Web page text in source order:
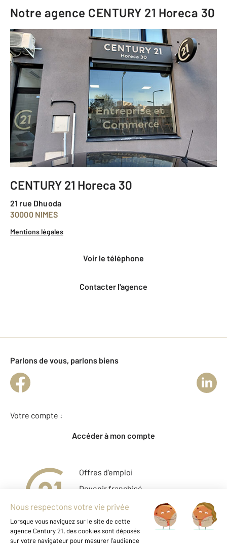
Notre agence CENTURY 21 Horeca 30
CENTURY 21 Horeca 30
21 rue Dhuoda
30000 NIMES
Mentions légales
voir le téléphone
Contacter l'agence
Parlons de vous, parlons biens
Votre compte :
Accéder à mon compte
Offres d'emploi
Devenir franchisé
Entreprise et commerce
Fine Homes & Estates